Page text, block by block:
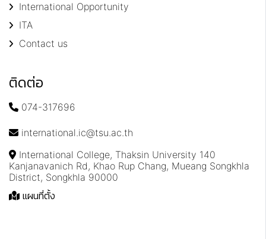
International Opportunity
ITA
Contact us
ติดต่อ
074-317696
international.ic@tsu.ac.th
International College, Thaksin University 140
Kanjanavanich Rd, Khao Rup Chang, Mueang Songkhla
District, Songkhla 90000
แผนที่ตั้ง